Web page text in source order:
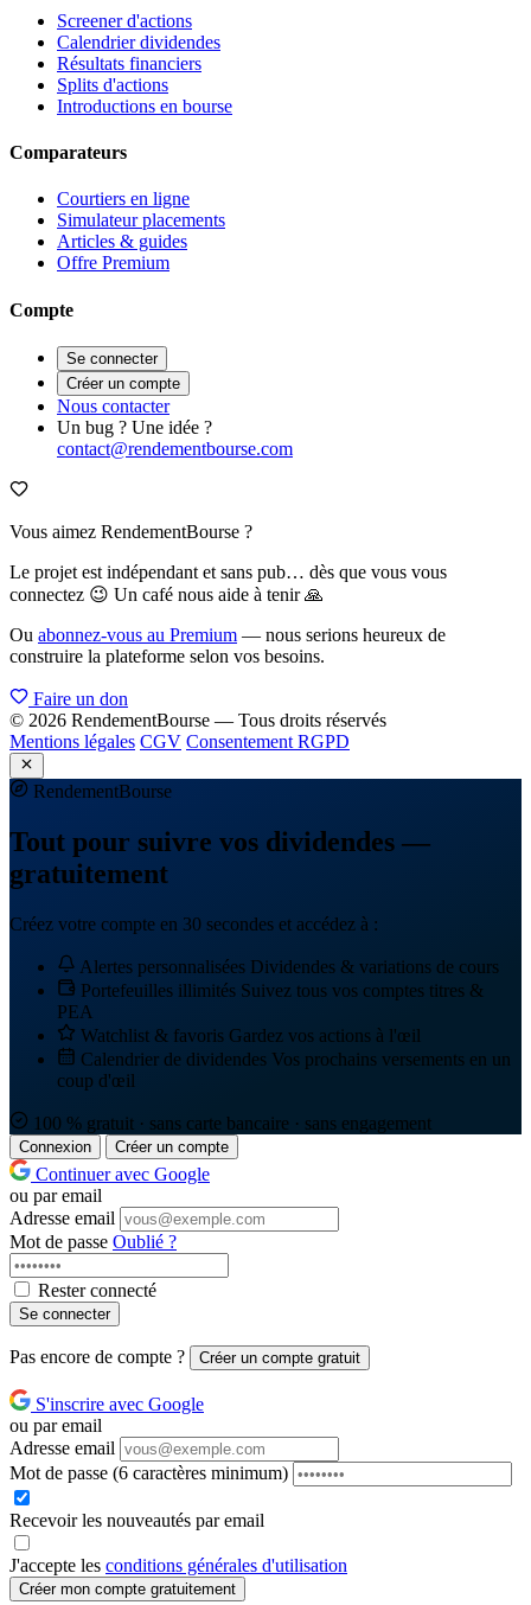
Screener d'actions
Calendrier dividendes
Résultats financiers
Splits d'actions
Introductions en bourse
Comparateurs
Courtiers en ligne
Simulateur placements
Articles & guides
Offre Premium
Compte
Se connecter
Créer un compte
Nous contacter
Un bug ? Une idée ?
contact@rendementbourse.com
Vous aimez RendementBourse ?
Le projet est indépendant et sans pub… dès que vous vous
connectez 😉 Un café nous aide à tenir 🙏
Ou abonnez-vous au Premium — nous serions heureux de
construire la plateforme selon vos besoins.
Faire un don
© 2026 RendementBourse — Tous droits réservés
Mentions légales CGV Consentement RGPD
RendementBourse
Tout pour suivre vos dividendes —
gratuitement
Créez votre compte en 30 secondes et accédez à :
Alertes personnalisées Dividendes & variations de cours
Portefeuilles illimités Suivez tous vos comptes titres &
PEA
Watchlist & favoris Gardez vos actions à l'œil
Calendrier de dividendes Vos prochains versements en un
coup d'œil
100 % gratuit · sans carte bancaire · sans engagement
Connexion Créer un compte
Continuer avec Google
ou par email
Adresse email
Mot de passe Oublié ?
Rester connecté
Se connecter
Pas encore de compte ? Créer un compte gratuit
S'inscrire avec Google
ou par email
Adresse email
Mot de passe (6 caractères minimum)
Recevoir les nouveautés par email
J'accepte les conditions générales d'utilisation
Créer mon compte gratuitement